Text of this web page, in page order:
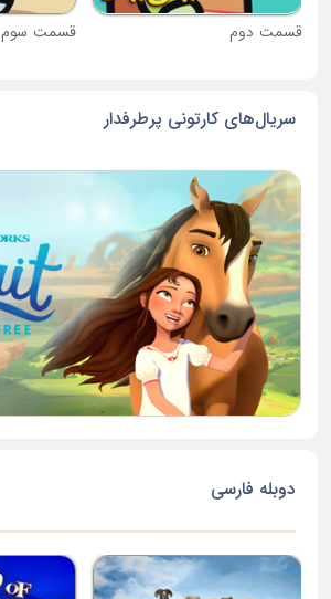
قسمت دوم قسمت سوم
سریال‌های کارتونی پرطرفدار
دوبله فارسی